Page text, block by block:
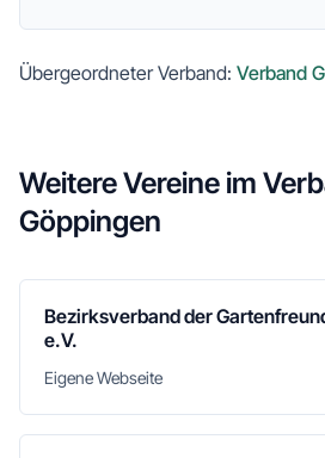
Übergeordneter Verband: Verband
Weitere Vereine im
Göppingen
Bezirksverband der
e.V.
Eigene Webseite